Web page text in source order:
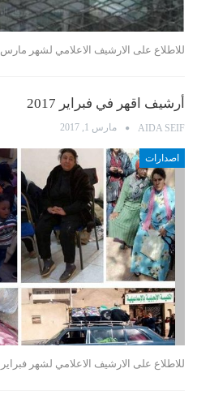
للاطلاع على الارشيف الاعلامي لشهر مارس 2017 كاملا اضغط هنا
أرشيف اقهر في فبراير 2017
AIDA SEIF مارس 1, 2017
اصدارات
للاطلاع على الارشيف الاعلامي لشهر فبراير 2017 اضغط هنا